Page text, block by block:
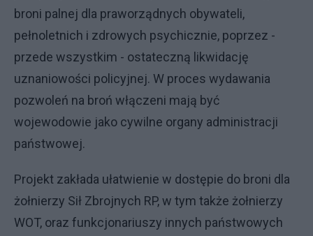
broni palnej dla praworządnych obywateli,
pełnoletnich i zdrowych psychicznie, poprzez -
przede wszystkim - ostateczną likwidację
uznaniowości policyjnej. W proces wydawania
pozwoleń na broń włączeni mają być
wojewodowie jako cywilne organy administracji
państwowej.
Projekt zakłada ułatwienie w dostępie do broni dla
żołnierzy Sił Zbrojnych RP, w tym także żołnierzy
WOT, oraz funkcjonariuszy innych państwowych